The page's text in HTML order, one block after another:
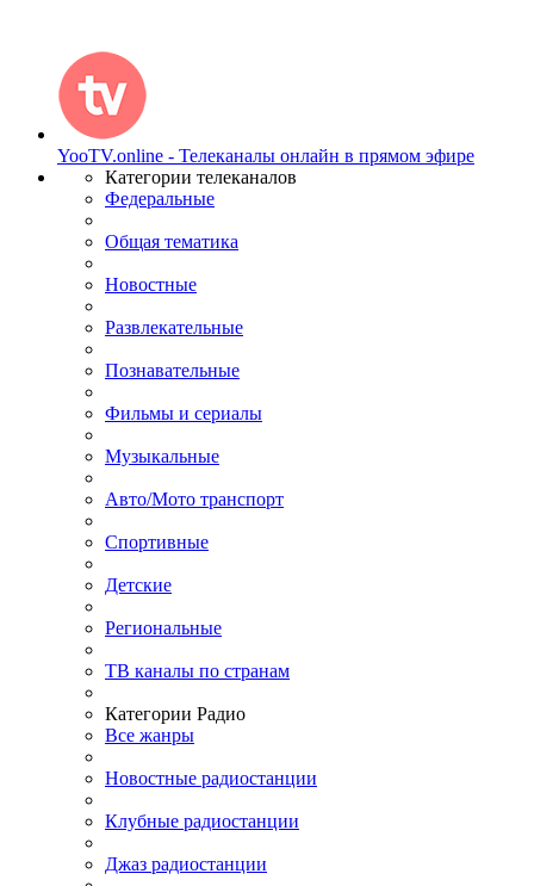
YooTV.online - Телеканалы онлайн в прямом эфире
Категории телеканалов
Федеральные
Общая тематика
Новостные
Развлекательные
Познавательные
Фильмы и сериалы
Музыкальные
Авто/Мото транспорт
Спортивные
Детские
Региональные
ТВ каналы по странам
Категории Радио
Все жанры
Новостные радиостанции
Клубные радиостанции
Джаз радиостанции